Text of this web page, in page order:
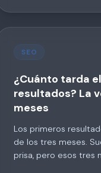
SEO
¿Cuánto tarda
resultados? La
meses
Los primeros
de los tres meses.
prisa, pero esos tres